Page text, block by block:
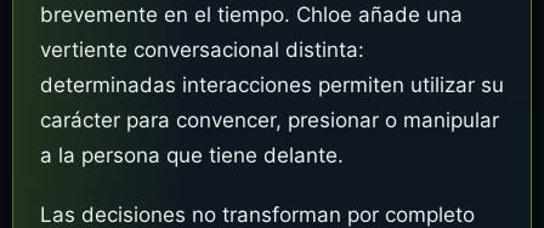
brevemente en el tiempo. Chloe añade una
vertiente conversacional distinta:
determinadas interacciones permiten utilizar su
carácter para convencer, presionar o manipular
a la persona que tiene delante.
Las decisiones no transforman por completo